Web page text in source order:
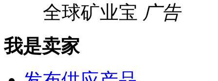
全球矿业宝 广告
我是卖家